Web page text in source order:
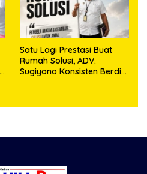
Satu Lagi Prestasi Buat
Rumah Solusi, ADV.
Sugiyono Konsisten Berdiri